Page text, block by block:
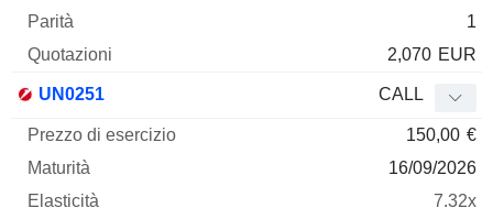
1
2,070 EUR
UN0251 CALL
150,00 €
16/09/2026
7.32x